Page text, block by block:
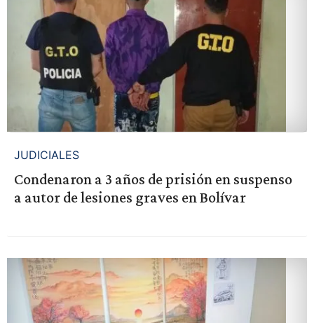
JUDICIALES
Condenaron a 3 años de prisión en suspenso
a autor de lesiones graves en Bolívar